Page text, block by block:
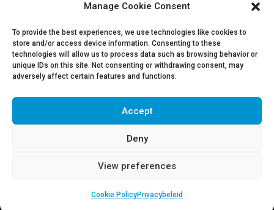
Manage Cookie Consent
To provide the best experiences, we use technologies like cookies to
store and/or access device information. Consenting to these
technologies will allow us to process data such as browsing behavior or
unique IDs on this site. Not consenting or withdrawing consent, may
adversely affect certain features and functions.
Accept
Deny
View preferences
Cookie PolicyPrivacybeleid
Disclaimer & Juridische Informatie
Vacatures
Contacteer ons
Copyright 2018 | REGUL | Powered byThe Crew Communication